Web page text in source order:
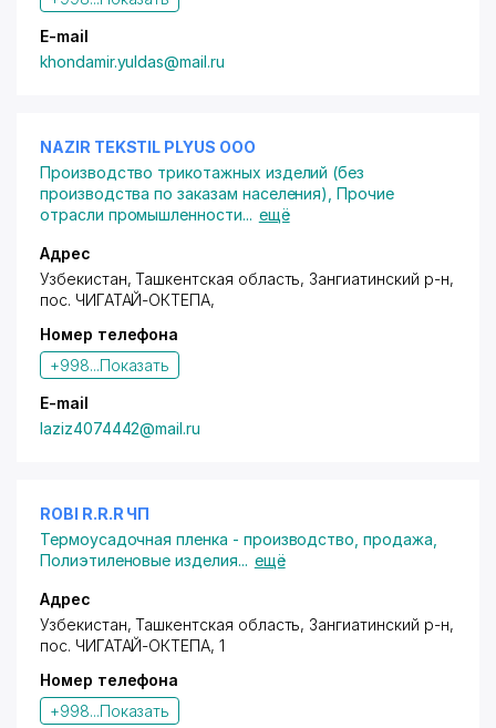
E-mail
khondamir.yuldas@mail.ru
NAZIR TEKSTIL PLYUS ООО
Производство трикотажных изделий (без
производства по заказам населения) ,Прочие
отрасли промышленности... ещё
Адрес
Узбекистан, Ташкентская область, Зангиатинский р-н,
пос. ЧИГАТАЙ-ОКТЕПА,
Номер телефона
+998...Показать
E-mail
laziz4074442@mail.ru
ROBI R.R.R ЧП
Термоусадочная пленка - производство, продажа
Полиэтиленовые изделия... ещё
Адрес
Узбекистан, Ташкентская область, Зангиатинский р-н,
пос. ЧИГАТАЙ-ОКТЕПА, 1
Номер телефона
+998...Показать